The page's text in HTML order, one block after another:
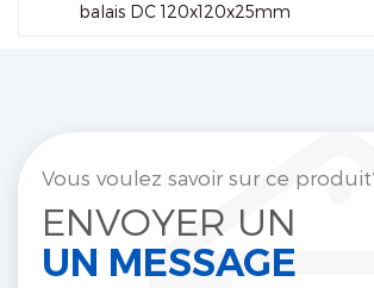
balais DC 120x120x25mm
Vous voulez savoir sur ce
ENVOYER UN
UN MESSAGE